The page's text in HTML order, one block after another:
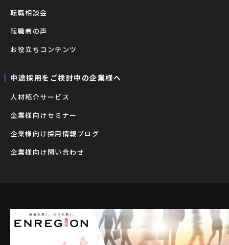
転職相談会
転職者の声
お役立ちコンテンツ
中途採用をご検討中の企業様へ
⼈材紹介サービス
企業様向けセミナー
企業様向け採用情報ブログ
企業様向け問い合わせ